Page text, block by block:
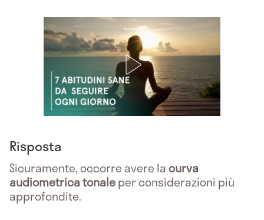
Risposta
Sicuramente, occorre avere lacurva
audiometrica tonaleper considerazioni più
approfondite.